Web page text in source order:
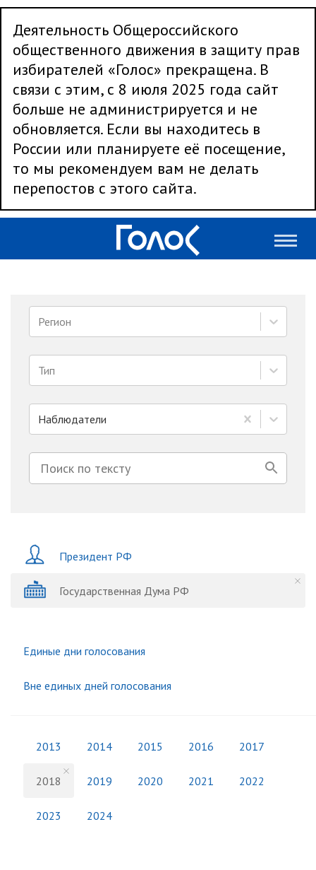
Деятельность Общероссийского
общественного движения в защиту прав
избирателей «Голос» прекращена. В
связи с этим, с 8 июля 2025 года сайт
больше не администрируется и не
обновляется. Если вы находитесь в
России или планируете её посещение,
то мы рекомендуем вам не делать
перепостов с этого сайта.
Регион
Тип
Наблюдатели
Президент РФ
Государственная Дума РФ
Единые дни голосования
Вне единых дней голосования
2013 2014 2015 2016 2017
2018 2019 2020 2021 2022
2023 2024